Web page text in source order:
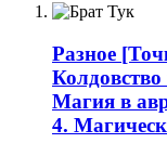
Разное
Магия в
4.